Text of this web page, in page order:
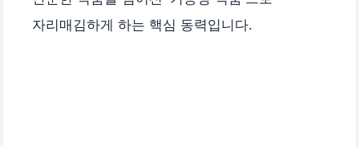
자리매김하게 하는 핵심 동력입니다.